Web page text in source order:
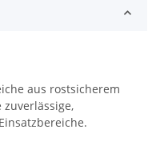
aus rostsicherem